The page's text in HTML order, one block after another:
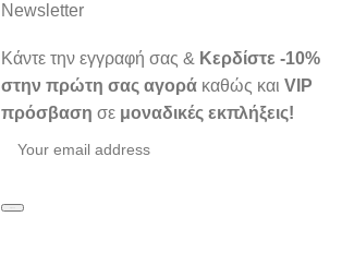
Newsletter
Κάντε την εγγραφή σας & Κερδίστε -10%
στην πρώτη σας αγοράκαθώς και VIP
πρόσβαση σε μοναδικές εκπλήξεις!